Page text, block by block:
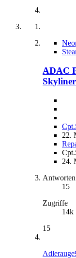
ADAC
22.
24.
Antworten
15
Zugriffe
14k
15